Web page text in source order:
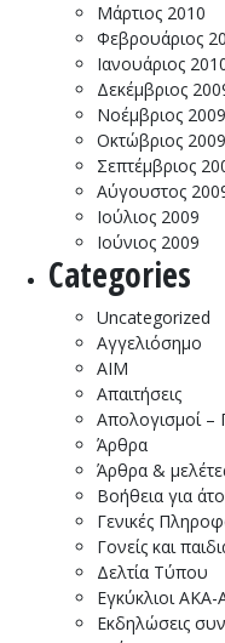
Μάρτιος 2010
Φεβρουάριος
Ιανουάριος
Δεκέμβριος
Νοέμβριος 2009
Οκτώβριος 2009
Σεπτέμβριος
Αύγουστος
Ιούλιος 2009
Ιούνιος 2009
Categories
Uncategorized
Αγγελιόσημο
ΑΙΜ
Απαιτήσεις
Απολογισμοί –
Άρθρα
Άρθρα &
Βοήθεια για
Γενικές
Γονείς και
Δελτία Τύπου
Εγκύκλιοι
Εκδηλώσεις